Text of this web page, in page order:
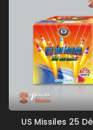
US Missiles 25